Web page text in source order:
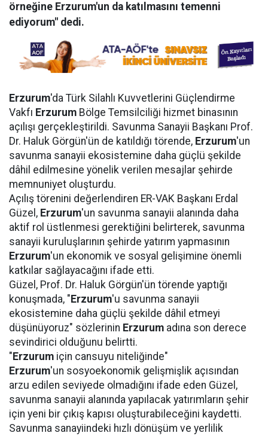
örneğine Erzurum'un da katılmasını temenni
ediyorum" dedi.
Erzurum'da Türk Silahlı Kuvvetlerini Güçlendirme
Vakfı Erzurum Bölge Temsilciliği hizmet binasının
açılışı gerçekleştirildi. Savunma Sanayii Başkanı Prof.
Dr. Haluk Görgün'ün de katıldığı törende, Erzurum'un
savunma sanayii ekosistemine daha güçlü şekilde
dâhil edilmesine yönelik verilen mesajlar şehirde
memnuniyet oluşturdu.
Açılış törenini değerlendiren ER-VAK Başkanı Erdal
Güzel, Erzurum'un savunma sanayii alanında daha
aktif rol üstlenmesi gerektiğini belirterek, savunma
sanayii kuruluşlarının şehirde yatırım yapmasının
Erzurum'un ekonomik ve sosyal gelişimine önemli
katkılar sağlayacağını ifade etti.
Güzel, Prof. Dr. Haluk Görgün'ün törende yaptığı
konuşmada, " Erzurum'u savunma sanayii
ekosistemine daha güçlü şekilde dâhil etmeyi
düşünüyoruz" sözlerinin Erzurum adına son derece
sevindirici olduğunu belirtti.
" Erzurum için cansuyu niteliğinde"
Erzurum'un sosyoekonomik gelişmişlik açısından
arzu edilen seviyede olmadığını ifade eden Güzel,
savunma sanayii alanında yapılacak yatırımların şehir
için yeni bir çıkış kapısı oluşturabileceğini kaydetti.
Savunma sanayiindeki hızlı dönüşüm ve yerlilik